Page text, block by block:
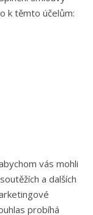
k těmto účelům:
vás mohli
a dalších
probíhá